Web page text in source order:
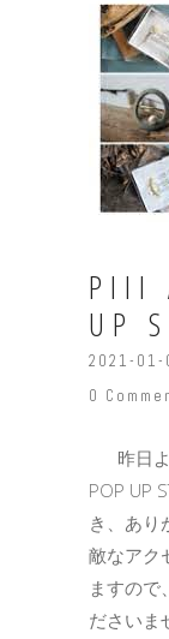
PIII
UP
2021-01-
0
昨日よ
POP UP
き、あ
敵なアク
ますので
ださいま